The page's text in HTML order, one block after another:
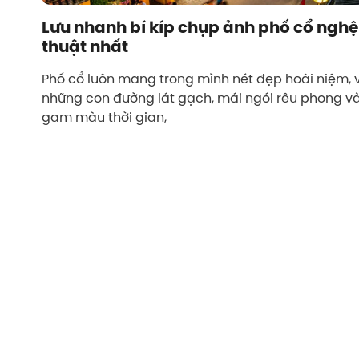
Lưu nhanh bí kíp chụp ảnh phố cổ nghệ
thuật nhất
Phố cổ luôn mang trong mình nét đẹp hoài niệm,
những con đường lát gạch, mái ngói rêu phong
gam màu thời gian,